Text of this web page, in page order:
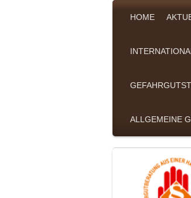
HOME
ALLGEMEINE